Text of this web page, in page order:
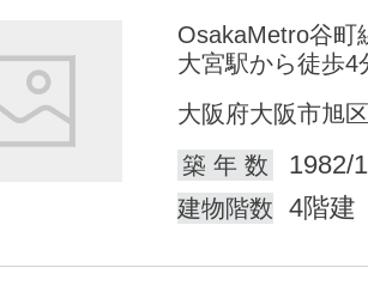
OsakaMetro谷町
大宮駅から徒歩4
大阪府大阪市旭
築 年 数
1982/
建物階数 4階建